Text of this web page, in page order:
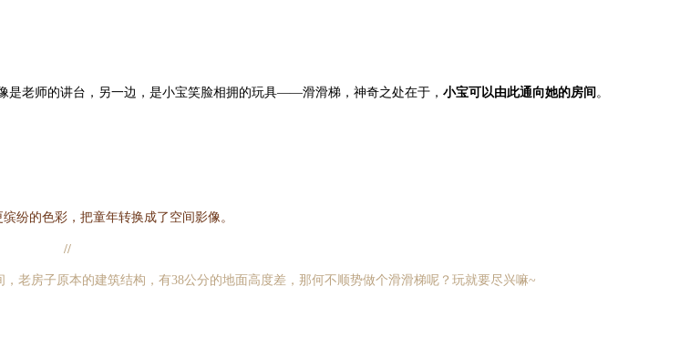
是老师的讲台，另一边，是小宝笑脸相拥的玩具——滑滑梯，神奇之处在于， 小宝可以由此通向她的房间 。
纷的色彩，把童年转换成了空间影像。
//
老房子原本的建筑结构，有38公分的地面高度差，那何不顺势做个滑滑梯呢？玩就要尽兴嘛~